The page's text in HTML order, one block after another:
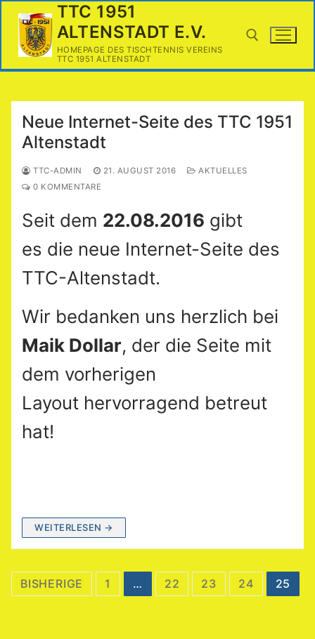
Inhalt
springen
TTC 1951
ALTENSTADT E.V.
HOMEPAGE DES TISCHTENNIS VEREINS
TTC 1951 ALTENSTADT
Neue Internet-Seite des TTC 1951
Altenstadt
TTC-ADMIN 21. AUGUST 2016
AKTUELLES
0 KOMMENTARE
Seit dem 22.08.2016 gibt
es die neue Internet-Seite des
TTC-Altenstadt.
Wir bedanken uns herzlich bei
Maik Dollar, der die Seite mit
dem vorherigen
Layout hervorragend betreut
hat!
WEITERLESEN →
Seitennummerierung
BISHERIGE 1 … 22 23 24 25